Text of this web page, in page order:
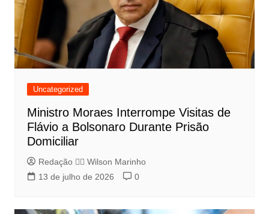
Uncategorized
Ministro Moraes Interrompe Visitas de
Flávio a Bolsonaro Durante Prisão
Domiciliar
Redação 👨‍⚖️​ Wilson Marinho
13 de julho de 2026
0